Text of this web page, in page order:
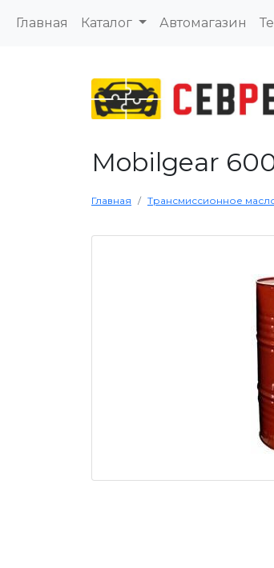
Главная Каталог Автомагазин
Mobilgear
Главная Трансмиссионное